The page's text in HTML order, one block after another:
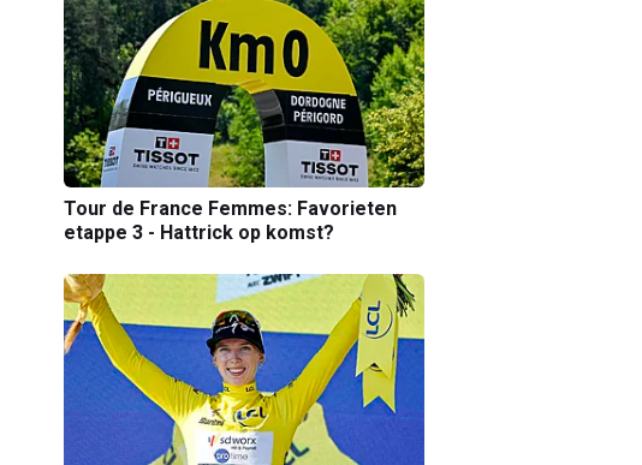
Tour de France Femmes: Favorieten
etappe 3 - Hattrick op komst?